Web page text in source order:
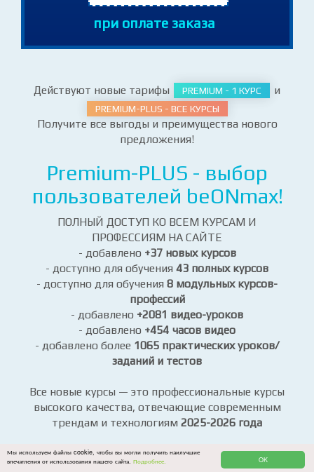
OK
Мы используем файлы cookie, чтобы вы могли получить наилучшие
впечатления от использования нашего сайта. Подробнее.
BEMAX-70
Действуют новые тарифы PREMIUM - 1 КУРС и
PREMIUM-PLUS - ВСЕ КУРСЫ
Получите все выгоды и преимущества нового
предложения!
Premium-PLUS - выбор
пользователей beONmax!
ПОЛНЫЙ ДОСТУП КО ВСЕМ КУРСАМ И
ПРОФЕССИЯМ НА САЙТЕ
- добавлено
+37 новых курсов
- доступно для обучения
- доступно для обучения8 модульных курсов-
профессий
+2081 видео-уроков
- добавлено
- добавлено более
1065 практических уроков/
заданий и тестов
Все новые курсы — это профессиональные курсы
высокого качества, отвечающие современным
трендам и технологиям
2025-2026 года